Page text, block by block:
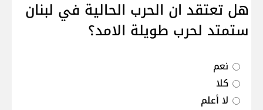
هل تعتقد ان الحرب الحالية في لبنان
ستمتد لحرب طويلة الامد؟
نعم
كلا
لا أعلم